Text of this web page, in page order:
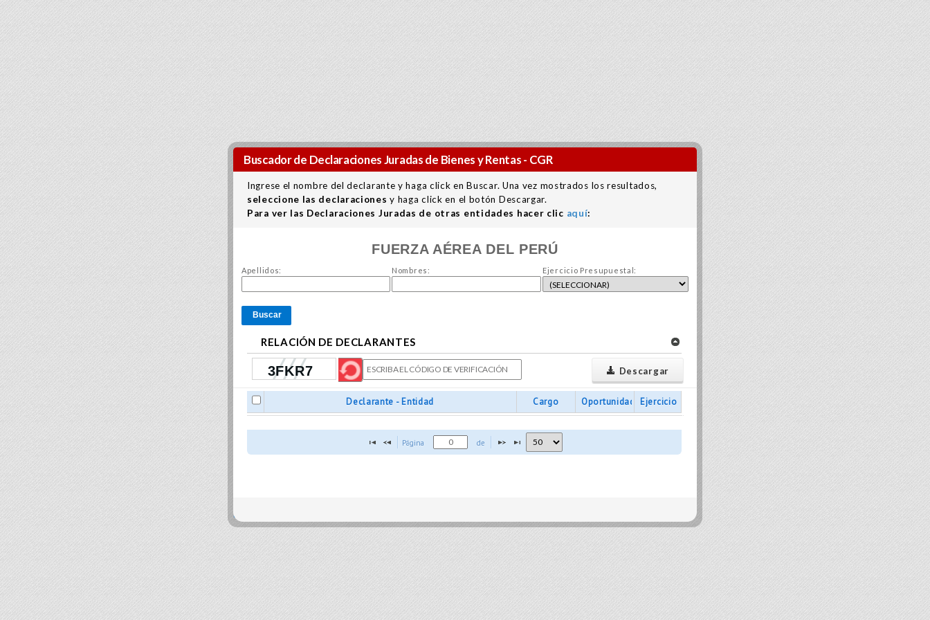
Buscador de Declaraciones Juradas de Bienes y Rentas - CGR
Ingrese el nombre del declarante y haga click en Buscar. Una vez mostrados los resultados,
seleccione las declaraciones y haga click en el botón Descargar.
Para ver las Declaraciones Juradas de otras entidades hacer clic aquí:
FUERZA AÉREA DEL PERÚ
Apellidos: Nombres: Ejercicio Presupuestal:
Buscar
RELACIÓN DE DECLARANTES
Descargar
Declarante - Entidad Cargo Oportunidad Ejercicio
Página de
close